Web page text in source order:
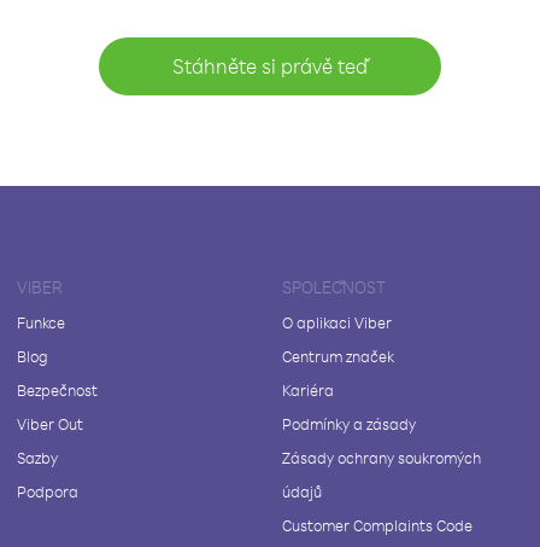
Stáhněte si právě teď
VIBER
Funkce
Blog
Bezpečnost
Viber Out
Sazby
Podpora
SPOLEČNOST
O aplikaci Viber
Centrum značek
Kariéra
Podmínky a zásady
Zásady ochrany soukromých
údajů
Customer Complaints Code